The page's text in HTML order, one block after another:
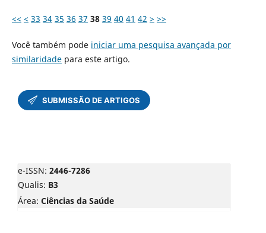
<< < 33 34 35 36 37 38 39 40 41 42 > >>
Você também pode iniciar uma pesquisa avançada por
similaridadepara este artigo.
e-ISSN: 2446-7286
Qualis: B3
Área: Ciências da Saúde